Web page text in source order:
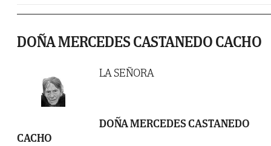
DOÑA MERCEDES CASTANEDO CACHO
LA SEÑORA
DOÑA MERCEDES CASTANEDO
CACHO